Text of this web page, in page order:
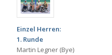
Einzel Herren:
1. Runde
Martin Legner (Bye)